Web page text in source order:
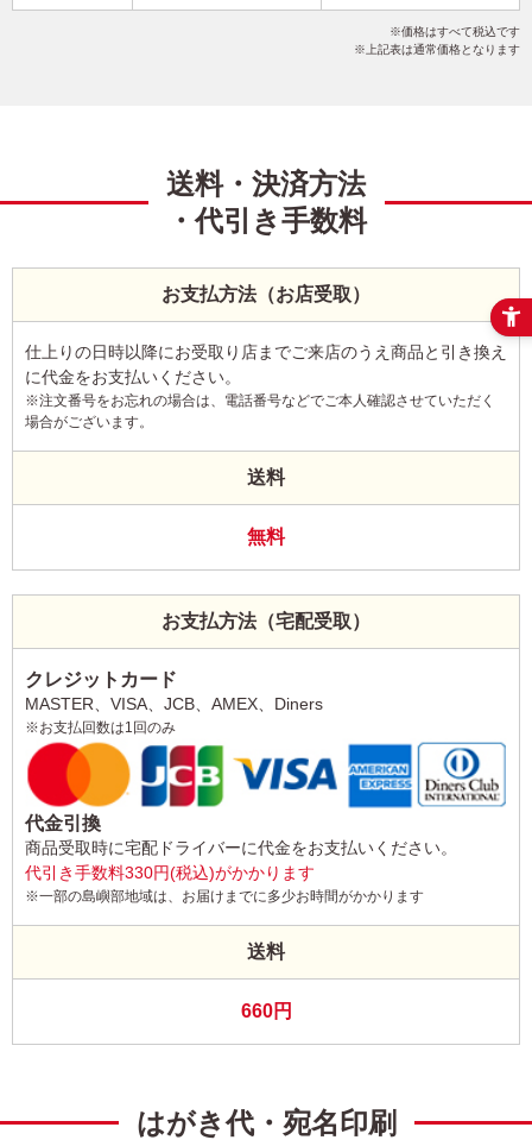
干支(午年) おしゃれ カジュアル こだわりデザイン
価格はすべて税込です
上記表は通常価格となります
送料・決済方法
・代引き手数料
お支払方法（お店受取）
仕上りの日時以降にお受取り店までご来店のうえ商品と引き換え
に代金をお支払いください。
※注文番号をお忘れの場合は、電話番号などでご本人確認させていただく
場合がございます。
送料
無料
お支払方法（宅配受取）
クレジットカード
MASTER、VISA、JCB、AMEX、Diners
※お支払回数は1回のみ
代金引換
商品受取時に宅配ドライバーに代金をお支払いください。
代引き手数料330円(税込)がかかります
※一部の島嶼部地域は、お届けまでに多少お時間がかかります
送料
660円
はがき代・宛名印刷